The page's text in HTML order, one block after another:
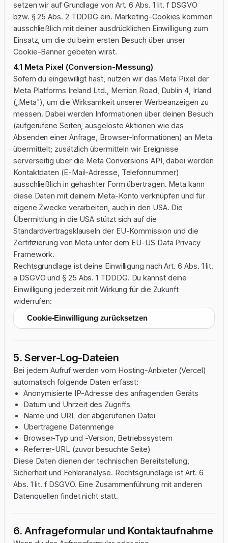
setzen wir auf Grundlage von Art. 6 Abs. 1 lit. f DSGVO
bzw. § 25 Abs. 2 TDDDG ein. Marketing-Cookies kommen
ausschließlich mit deiner ausdrücklichen Einwilligung zum
Einsatz, um die du beim ersten Besuch über unser
Cookie-Banner gebeten wirst.
4.1 Meta Pixel (Conversion-Messung)
Sofern du eingewilligt hast, nutzen wir das Meta Pixel der
Meta Platforms Ireland Ltd., Merrion Road, Dublin 4, Irland
(„Meta"), um die Wirksamkeit unserer Werbeanzeigen zu
messen. Dabei werden Informationen über deinen Besuch
(aufgerufene Seiten, ausgelöste Aktionen wie das
Absenden einer Anfrage, Browser-Informationen) an Meta
übermittelt; zusätzlich übermitteln wir Ereignisse
serverseitig über die Meta Conversions API, dabei werden
Kontaktdaten (E-Mail-Adresse, Telefonnummer)
ausschließlich in gehashter Form übertragen. Meta kann
diese Daten mit deinem Meta-Konto verknüpfen und für
eigene Zwecke verarbeiten, auch in den USA. Die
Übermittlung in die USA stützt sich auf die
Standardvertragsklauseln der EU-Kommission und die
Zertifizierung von Meta unter dem EU-US Data Privacy
Framework.
Rechtsgrundlage ist deine Einwilligung nach Art. 6 Abs. 1 lit.
a DSGVO und § 25 Abs. 1 TDDDG. Du kannst deine
Einwilligung jederzeit mit Wirkung für die Zukunft
widerrufen:
Cookie-Einwilligung zurücksetzen
5. Server-Log-Dateien
Bei jedem Aufruf werden vom Hosting-Anbieter (Vercel)
automatisch folgende Daten erfasst:
Anonymisierte IP-Adresse des anfragenden Geräts
Datum und Uhrzeit des Zugriffs
Name und URL der abgerufenen Datei
Übertragene Datenmenge
Browser-Typ und -Version, Betriebssystem
Referrer-URL (zuvor besuchte Seite)
Diese Daten dienen der technischen Bereitstellung,
Sicherheit und Fehleranalyse. Rechtsgrundlage ist Art. 6
Abs. 1 lit. f DSGVO. Eine Zusammenführung mit anderen
Datenquellen findet nicht statt.
6. Anfrageformular und Kontaktaufnahme